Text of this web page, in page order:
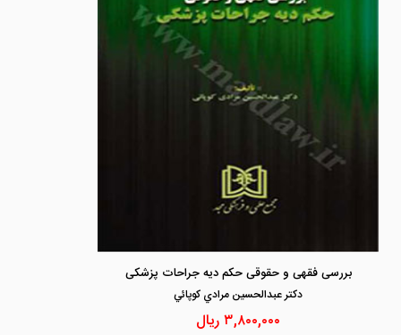
بررسی فقهی و حقوقی حکم دیه جراحات پزشکی
دكتر عبدالحسين مرادي كوپائي
۳,۸۰۰,۰۰۰ریال